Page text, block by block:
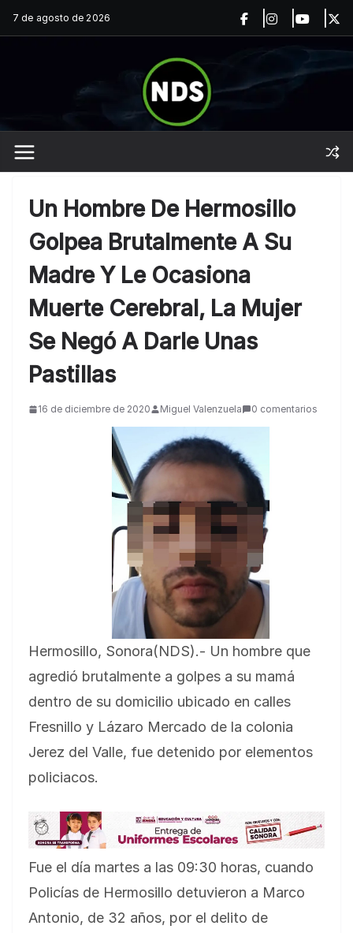
Saltar
al
7 de agosto de 2026
Un Hombre De Hermosillo
Golpea Brutalmente A Su
Madre Y Le Ocasiona
Muerte Cerebral, La Mujer
Se Negó A Darle Unas
Pastillas
16 de diciembre de 2020 Miguel Valenzuela 0 comentarios
Hermosillo, Sonora(NDS).- Un hombre que
agredió brutalmente a golpes a su mamá
dentro de su domicilio ubicado en calles
Fresnillo y Lázaro Mercado de la colonia
Jerez del Valle, fue detenido por elementos
policiacos.
Fue el día martes a las 09:30 horas, cuando
Policías de Hermosillo detuvieron a Marco
Antonio, de 32 años, por el delito de